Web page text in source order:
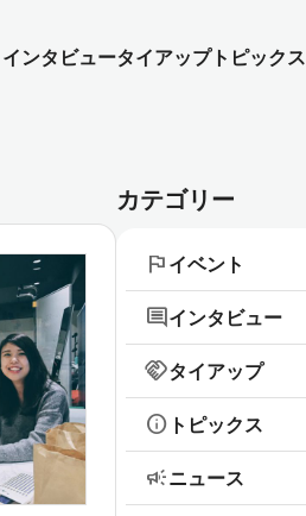
インタビュータイアップトピックス
カテゴリー
flag イベント
commentインタビュー
handshakeタイアップ
info トピックス
campaignニュース